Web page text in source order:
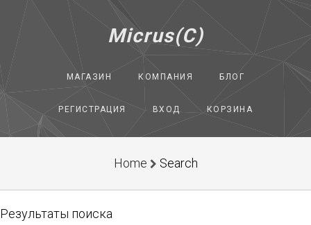
Micrus(C)
МАГАЗИН КОМПАНИЯ БЛОГ
РЕГИСТРАЦИЯ ВХОД КОРЗИНА
Home Search
Результаты поиска